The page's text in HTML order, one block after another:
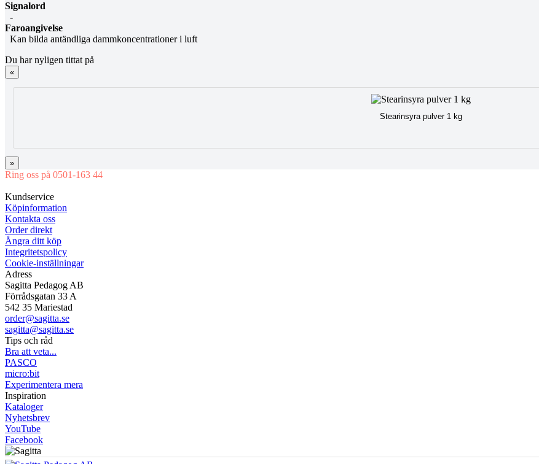
Signalord
-
Faroangivelse
Kan bilda antändliga dammkoncentrationer i luft
Du har nyligen tittat på
«
Stearinsyra pulver 1 kg
»
Ring oss på 0501-163 44
Kundservice
Köpinformation
Kontakta oss
Order direkt
Ångra ditt köp
Integritetspolicy
Cookie-inställningar
Adress
Sagitta Pedagog AB
Förrådsgatan 33 A
542 35 Mariestad
order@sagitta.se
sagitta@sagitta.se
Tips och råd
Bra att veta...
PASCO
micro:bit
Experimentera mera
Inspiration
Kataloger
Nyhetsbrev
YouTube
Facebook